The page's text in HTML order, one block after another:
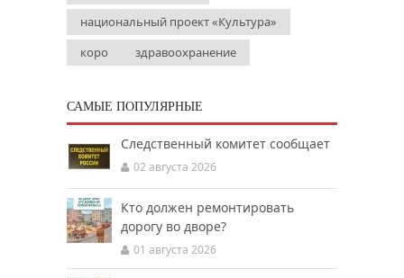
национальный проект «Культура»
коро
здравоохранение
САМЫЕ ПОПУЛЯРНЫЕ
Следственный комитет сообщает
02 августа 2026
Кто должен ремонтировать
дорогу во дворе?
01 августа 2026